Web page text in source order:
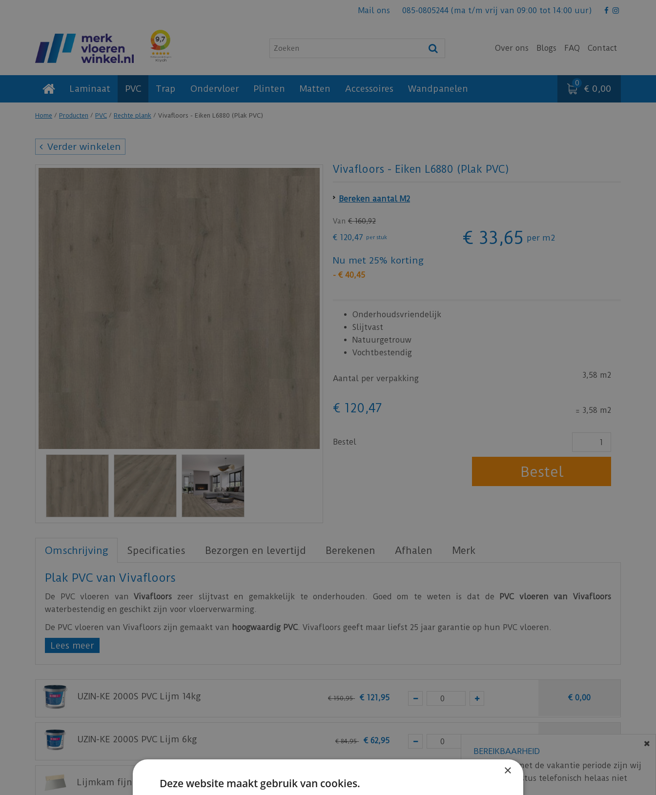
Home Producten PVC Rechte plank Vivafloors - Eiken L6880 (Plak PVC)
Mail ons 085-0805244 (ma t/m vrij van 09:00 tot 14:00 uur)
Over ons Blogs FAQ Contact
Laminaat PVC Trap Ondervloer Plinten Matten Accessoires Wandpanelen € 0,00
Verder winkelen
Vivafloors - Eiken L6880 (Plak PVC)
Bereken aantal M2
Van € 160,92
€ 120,47 per stuk € 33,65 per m2
Nu met 25% korting
- € 40,45
Onderhoudsvriendelijk
Slijtvast
Natuurgetrouw
Vochtbestendig
Aantal per verpakking 3,58 m2
€ 120 ,47 = 3,58 m2
Bestel
Omschrijving Specificaties Bezorgen en levertijd Berekenen Afhalen Merk
Plak PVC van Vivafloors
De PVC vloeren vanVivafloors zeer slijtvast en gemakkelijk te onderhouden. Goed om te weten is dat de PVC vloeren van Vivafloors
waterbestendig en geschikt zijn voor vloerverwarming.
De PVC vloeren van Vivafloors zijn gemaakt van hoogwaardig PVC. Vivafloors geeft maar liefst 25 jaar garantie op hun PVC vloeren.
Bekijkhierde technische specificaties van de Vivafloors PVC vloeren.
Lees meer
UZIN-KE 2000S PVC Lijm 14kg € 150,95 € 121,95 € 0,00
UZIN-KE 2000S PVC Lijm 6kg € 84,95 € 62,95
Lijmkam fijn - A2 (25 cm) tbv PVC € 0 , 00
BEREIKBAARHEID
In verband met de vakantie periode zijn wij
t/m 14 augustus telefonisch helaas niet
×
Deze website maakt gebruik van cookies.